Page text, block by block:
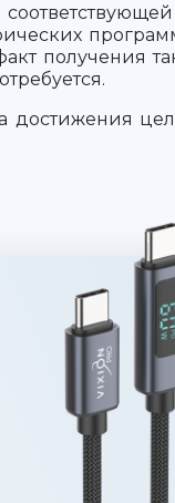
получения
достижения